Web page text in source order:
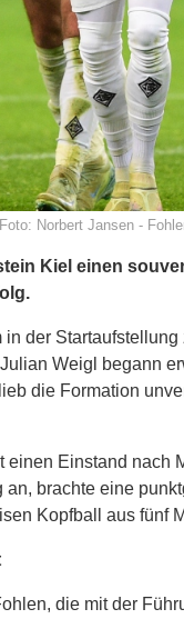
Norbert Jansen -
Kiel einen
der
Weigl begann
die Formation
Einstand
brachte eine
Kopfball aus fünf
die mit der